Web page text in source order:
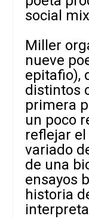
social
Miller
nueve
epitafio),
distintos
primera
un poco
reflejar
variado
de una
ensayos
historia